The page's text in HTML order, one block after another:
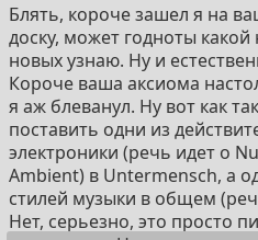
Блять, короче зашел я на
доску, может годноты
новых узнаю. Ну и
Короче ваша аксиома
я аж блеванул. Ну вот как
поставить одни из
электроники (речь идет о
Ambient) в Untermensch, а
стилей музыки в общем
Нет, серьезно, это просто